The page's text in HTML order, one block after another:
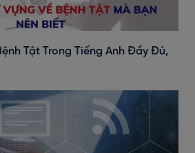
Tật Trong Tiếng Anh Đầy Đủ,